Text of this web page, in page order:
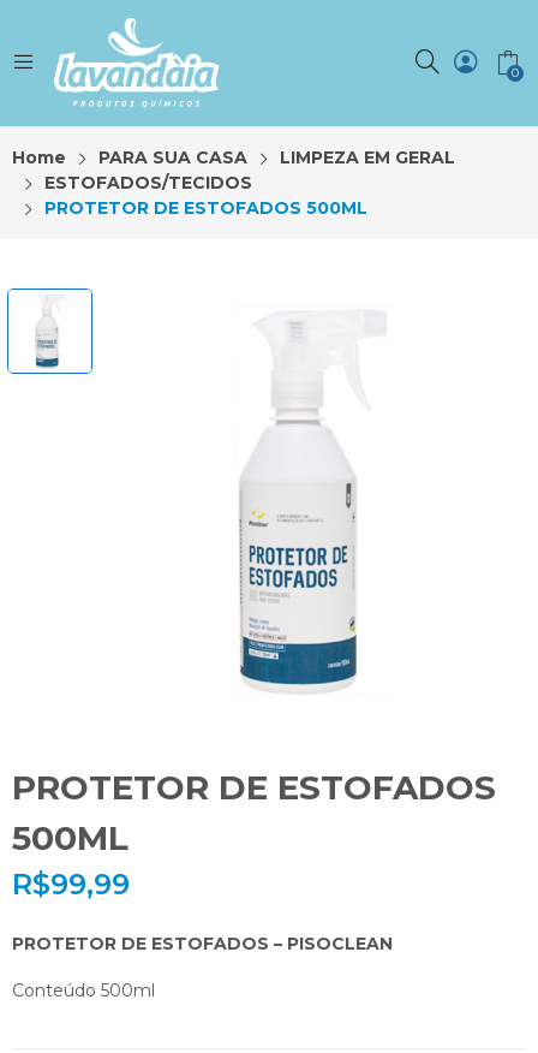
0
Home PARA SUA CASA
LIMPEZA EM GERAL
ESTOFADOS/TECIDOS
PROTETOR DE ESTOFADOS 500ML
PROTETOR DE ESTOFADOS
500ML
R$99,99
PROTETOR DE ESTOFADOS – PISOCLEAN
Conteúdo 500ml